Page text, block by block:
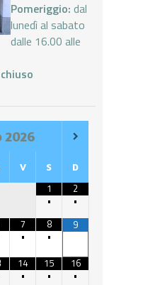
Pomeriggio: dal
lunedì al sabato
dalle 16.00 alle
2026
V S D
1
•
2
•
7
•
8
•
9
14
•
15
•
16
•